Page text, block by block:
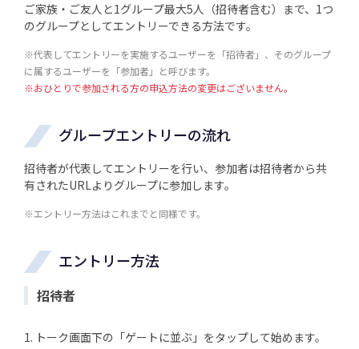
ご家族・ご友人と1グループ最大5人（招待者含む）まで、1つ
のグループとしてエントリーできる方法です。
※代表してエントリーを実施するユーザーを「招待者」、そのグループ
に属するユーザーを「参加者」と呼びます。
※おひとりで参加される方の申込方法の変更はございません。
グループエントリーの流れ
招待者が代表してエントリーを行い、参加者は招待者から共
有されたURLよりグループに参加します。
※エントリー方法はこれまでと同様です。
エントリー方法
招待者
1. トーク画面下の「ゲートに並ぶ」をタップして始めます。